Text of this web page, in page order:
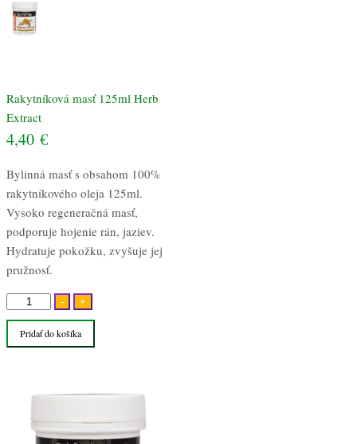
Rakytníková masť 125ml Herb
Extract
4,40 €
Bylinná masť s obsahom 100%
rakytníkového oleja 125ml.
Vysoko regeneračná masť,
podporuje hojenie rán, jaziev.
Hydratuje pokožku, zvyšuje jej
pružnosť.
-
množstvo
Rakytníková
masť
Extract
+
Pridať do košíka